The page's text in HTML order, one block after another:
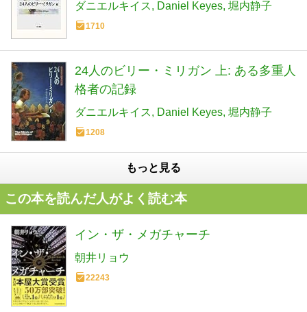
ダニエルキイス Daniel Keyes 堀内静子
1710
24人のビリー・ミリガン 上: ある多重人
格者の記録
ダニエルキイス Daniel Keyes 堀内静子
1208
もっと見る
この本を読んだ人がよく読む本
イン・ザ・メガチャーチ
朝井リョウ
22243